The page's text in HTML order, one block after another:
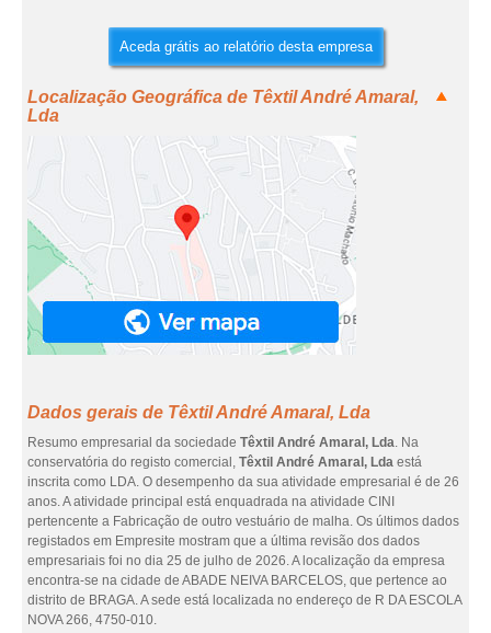
Aceda grátis ao relatório desta empresa
Localização Geográfica de Têxtil André Amaral,
Lda
Dados gerais de Têxtil André Amaral, Lda
Resumo empresarial da sociedade Têxtil André Amaral, Lda. Na
conservatória do registo comercial, Têxtil André Amaral, Lda está
inscrita como LDA. O desempenho da sua atividade empresarial é de 26
anos. A atividade principal está enquadrada na atividade CINI
pertencente a Fabricação de outro vestuário de malha. Os últimos dados
registados em Empresite mostram que a última revisão dos dados
empresariais foi no dia 25 de julho de 2026. A localização da empresa
encontra-se na cidade de ABADE NEIVA BARCELOS, que pertence ao
distrito de BRAGA. A sede está localizada no endereço de R DA ESCOLA
NOVA 266, 4750-010.